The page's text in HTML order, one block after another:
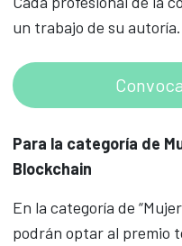
un trabajo de su autoría.
Para la categoría de
Blockchain
En la categoría de
podrán optar al premio